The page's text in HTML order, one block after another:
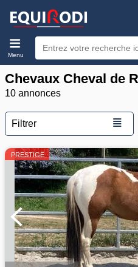
Menu
Chevaux Cheval de
10 annonces
Filtrer ≣
PRESTIGE